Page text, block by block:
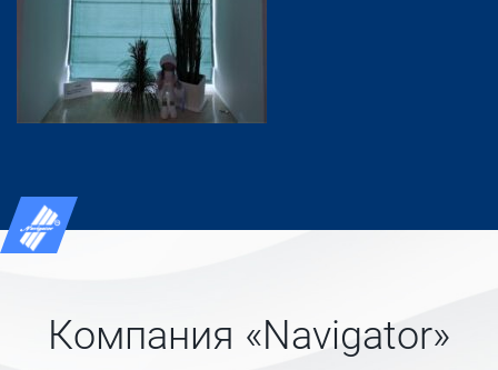
Компания «Navigator»